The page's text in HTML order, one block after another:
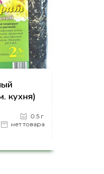
кухня)
0.5 г
нет товара